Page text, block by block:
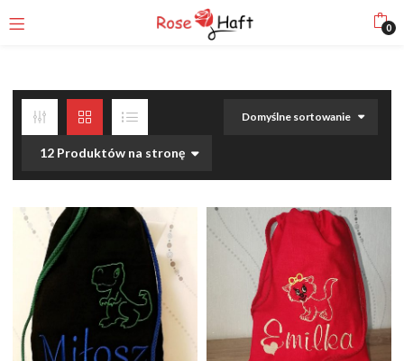
0
Domyślne sortowanie
12 Produktów na stronę